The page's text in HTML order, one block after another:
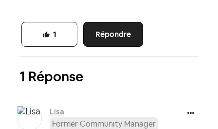
Répondre
1
1 Réponse
Lisa
Former Community Manager